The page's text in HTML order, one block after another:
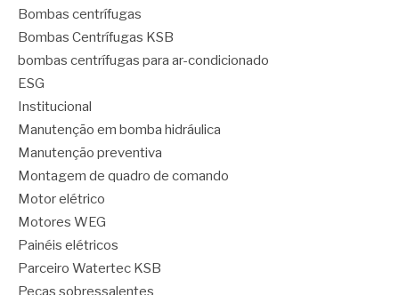
Bombas centrífugas
Bombas Centrífugas KSB
bombas centrífugas para ar-condicionado
ESG
Institucional
Manutenção em bomba hidráulica
Manutenção preventiva
Montagem de quadro de comando
Motor elétrico
Motores WEG
Painéis elétricos
Parceiro Watertec KSB
Peças sobressalentes